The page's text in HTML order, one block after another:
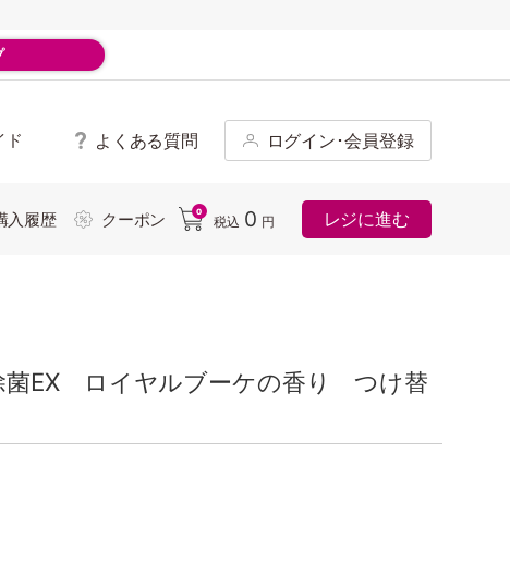
ド よくある質問 ログイン･会員登録
入履歴 クーポン 0
税込 0 円 レジに進む
EX ロイヤルブーケの香り つけ替